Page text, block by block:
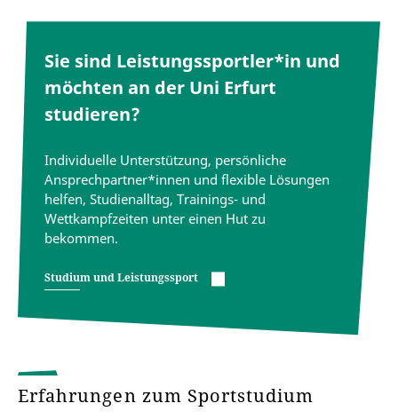
Sie sind Leistungssportler*in und
möchten an der Uni Erfurt
studieren?
Individuelle Unterstützung, persönliche
Ansprechpartner*innen und flexible Lösungen
helfen, Studienalltag, Trainings- und
Wettkampfzeiten unter einen Hut zu
bekommen.
Studium und Leistungssport
Erfahrungen zum Sportstudium